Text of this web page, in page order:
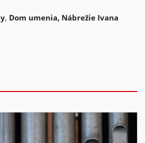
, Dom umenia, Nábrežie Ivana